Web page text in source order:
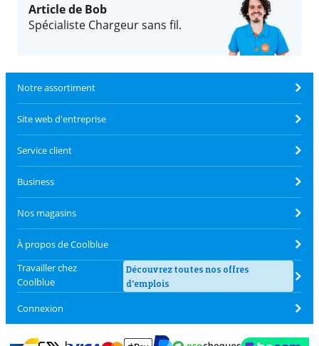
Article de Bob
Spécialiste Chargeur sans fil.
Notre assortiment
Site web d'entreprise
Service client
Business
Nos magasins
À propos de Coolblue
Travailler chez
Coolblue
Découvrez toutes nos offres
d'emplois
Connexion